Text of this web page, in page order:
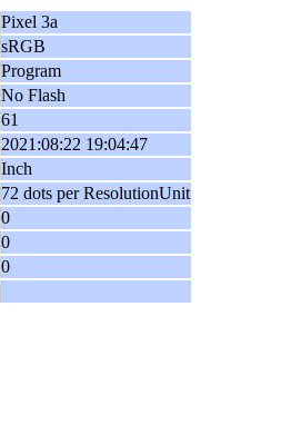
Pixel 3a
sRGB
Program
No Flash
61
2021:08:22 19:04:47
Inch
72 dots per ResolutionUnit
0
0
0